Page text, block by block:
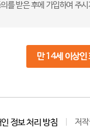
를 받은 후에 가입하여 주
만 14세 이상인
정보 처리 방침 저